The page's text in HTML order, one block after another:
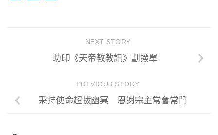
NEXT STORY
助印《天帝教教訊》劃撥單
PREVIOUS STORY
秉持使命超拔幽冥 恩謝宗主常奮常鬥